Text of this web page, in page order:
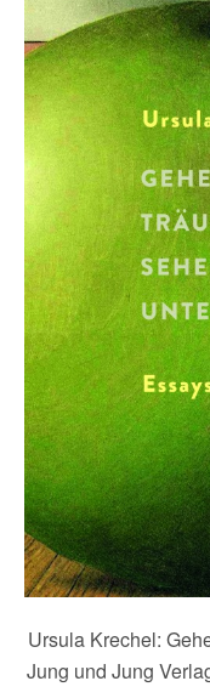
Ursula Krechel:
Jung und Jung